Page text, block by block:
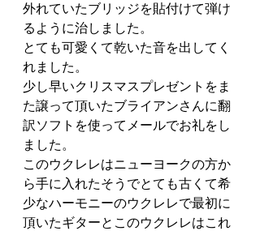
外れていたブリッジを貼付けて弾け
るように治しました。
とても可愛くて乾いた音を出してく
れました。
少し早いクリスマスプレゼントをま
た譲って頂いたブライアンさんに翻
訳ソフトを使ってメールでお礼をし
ました。
このウクレレはニューヨークの方か
ら手に入れたそうでとても古くて希
少なハーモニーのウクレレで最初に
頂いたギターとこのウクレレはこれ